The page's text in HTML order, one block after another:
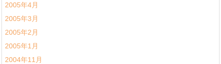
2005年4月
2005年3月
2005年2月
2005年1月
2004年11月